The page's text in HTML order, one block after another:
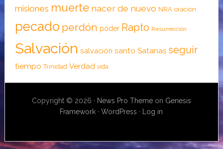
misiones muerte nacer de nuevo NRA oracion
pecado perdón poder Rapto Resurrección
Salvación salvación santo Satanas seguir
tiempo Trinidad Verdad vida
Copyright © 2026 · News Pro Themeon Genesis
Framework ·WordPress · Log in